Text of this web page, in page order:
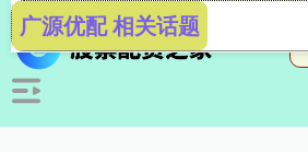
广源优配 相关话题